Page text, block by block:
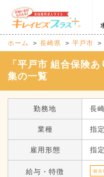
ホーム 長崎県 平戸市
「平戸市 組合保険
集の一覧
勤務地 長
業種 指
雇用形態 指
給与・特徴 組合